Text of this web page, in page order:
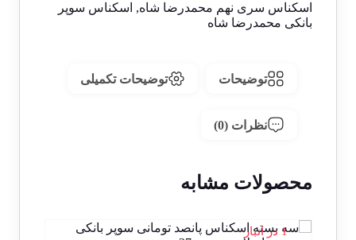
اسکناس سری نهم محمدرضا شاه, اسکناس سوپر
بانکی محمدرضا شاه
توضیحات توضیحات تکمیلی
نظرات (0)
محصولات مشابه
1 در انبار